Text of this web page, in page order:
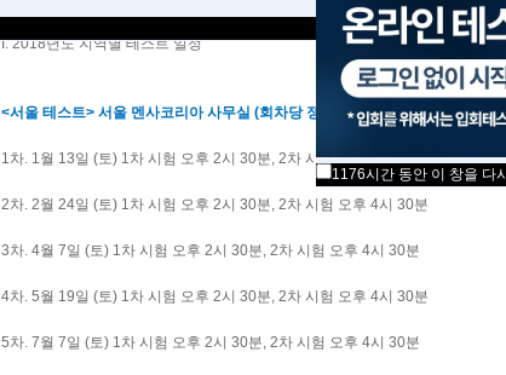
I. 2018년도 지역별 테스트 일정
<서울 테스트> 서울 멘사코리아 사무실 (회차당 정원 100명)
1차. 1월 13일 (토) 1차 시험 오후 2시 30분, 2차 시험 오후 4시 30분
2차. 2월 24일 (토) 1차 시험 오후 2시 30분, 2차 시험 오후 4시 30분
3차. 4월 7일 (토) 1차 시험 오후 2시 30분, 2차 시험 오후 4시 30분
4차. 5월 19일 (토) 1차 시험 오후 2시 30분, 2차 시험 오후 4시 30분
5차. 7월 7일 (토) 1차 시험 오후 2시 30분, 2차 시험 오후 4시 30분
1176시간 동안 이 창을 다